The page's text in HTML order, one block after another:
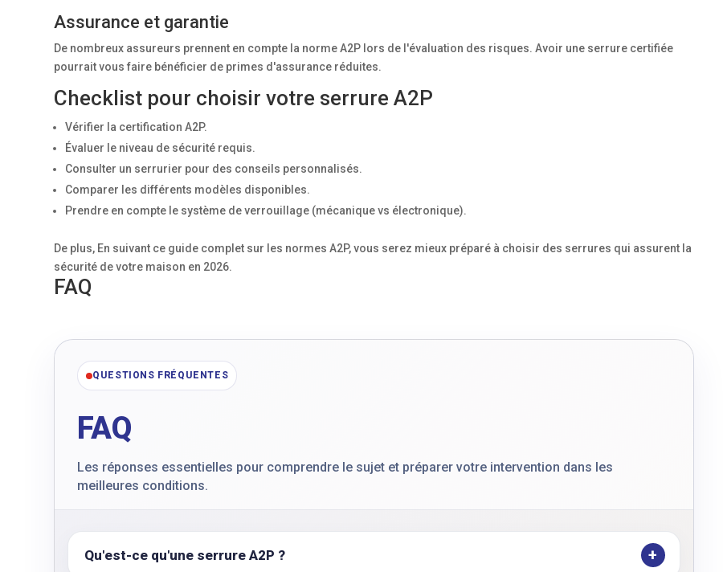
Assurance et garantie
De nombreux assureurs prennent en compte la norme A2P lors de l'évaluation des risques. Avoir une serrure certifiée
pourrait vous faire bénéficier de primes d'assurance réduites.
Checklist pour choisir votre serrure A2P
Vérifier la certification A2P.
Évaluer le niveau de sécurité requis.
Consulter un serrurier pour des conseils personnalisés.
Comparer les différents modèles disponibles.
Prendre en compte le système de verrouillage (mécanique vs électronique).
De plus, En suivant ce guide complet sur les normes A2P, vous serez mieux préparé à choisir des serrures qui assurent la
sécurité de votre maison en 2026.
FAQ
QUESTIONS FRÉQUENTES
FAQ
Les réponses essentielles pour comprendre le sujet et préparer votre intervention dans les
meilleures conditions.
Qu'est-ce qu'une serrure A2P ?